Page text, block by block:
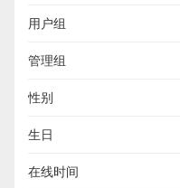
用户组
管理组
性别
生日
在线时间